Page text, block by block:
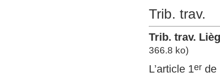
Trib. trav.
Trib. trav.
366.8 ko)
L’article 1erde